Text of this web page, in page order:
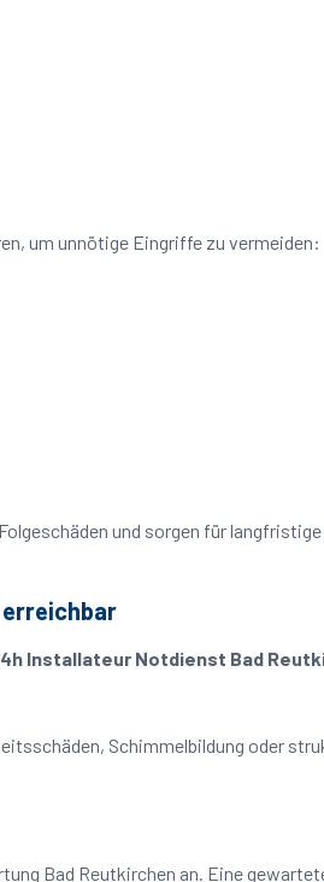
um unnötige Eingriffe zu vermeiden:
und sorgen für
erreichbar
Installateur Notdienst Bad
Schimmelbildung oder
Bad Reutkirchen an. Eine